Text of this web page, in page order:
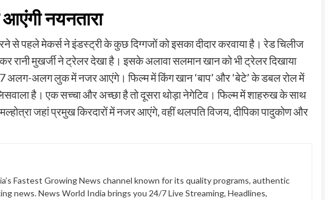
नयनतारा
से पहले मेकर्स ने इंडस्‍ट्री के कुछ दिग्‍गजों को इसका दीदार करवाया है। रेड चिलीज
रानी मुखर्जी ने ट्रेलर देखा है। इसके अलावा सलमान खान को भी ट्रेलर दिखाया
7 अलग-अलग लुक में नजर आएंगे। फिल्‍म में किंग खान ‘बाप’ और ‘बेटे’ के डबल रोल में
है। एक सच्‍चा और अच्‍छा है तो दूसरा थोड़ा नेगेटिव। फिल्‍म में शाहरुख के साथ
मल्‍होत्रा जहां प्रमुख किरदारों में नजर आएंगे, वहीं थलपति विजय, दीपिका पादुकोण और
Fastest Growing News channel known for its quality programs, authentic
news. News World India brings you 24/7 Live Streaming, Headlines,